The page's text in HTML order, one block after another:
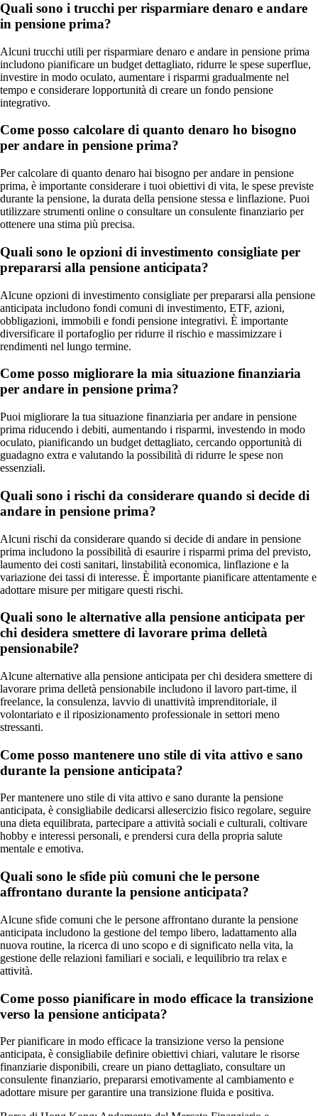
Quali sono i trucchi per risparmiare denaro e andare
in pensione prima?
Alcuni trucchi utili per risparmiare denaro e andare in pensione prima
includono pianificare un budget dettagliato, ridurre le spese superflue,
investire in modo oculato, aumentare i risparmi gradualmente nel
tempo e considerare lopportunità di creare un fondo pensione
integrativo.
Come posso calcolare di quanto denaro ho bisogno
per andare in pensione prima?
Per calcolare di quanto denaro hai bisogno per andare in pensione
prima, è importante considerare i tuoi obiettivi di vita, le spese previste
durante la pensione, la durata della pensione stessa e linflazione. Puoi
utilizzare strumenti online o consultare un consulente finanziario per
ottenere una stima più precisa.
Quali sono le opzioni di investimento consigliate per
prepararsi alla pensione anticipata?
Alcune opzioni di investimento consigliate per prepararsi alla pensione
anticipata includono fondi comuni di investimento, ETF, azioni,
obbligazioni, immobili e fondi pensione integrativi. È importante
diversificare il portafoglio per ridurre il rischio e massimizzare i
rendimenti nel lungo termine.
Come posso migliorare la mia situazione finanziaria
per andare in pensione prima?
Puoi migliorare la tua situazione finanziaria per andare in pensione
prima riducendo i debiti, aumentando i risparmi, investendo in modo
oculato, pianificando un budget dettagliato, cercando opportunità di
guadagno extra e valutando la possibilità di ridurre le spese non
essenziali.
Quali sono i rischi da considerare quando si decide di
andare in pensione prima?
Alcuni rischi da considerare quando si decide di andare in pensione
prima includono la possibilità di esaurire i risparmi prima del previsto,
laumento dei costi sanitari, linstabilità economica, linflazione e la
variazione dei tassi di interesse. È importante pianificare attentamente e
adottare misure per mitigare questi rischi.
Quali sono le alternative alla pensione anticipata per
chi desidera smettere di lavorare prima delletà
pensionabile?
Alcune alternative alla pensione anticipata per chi desidera smettere di
lavorare prima delletà pensionabile includono il lavoro part-time, il
freelance, la consulenza, lavvio di unattività imprenditoriale, il
volontariato e il riposizionamento professionale in settori meno
stressanti.
Come posso mantenere uno stile di vita attivo e sano
durante la pensione anticipata?
Per mantenere uno stile di vita attivo e sano durante la pensione
anticipata, è consigliabile dedicarsi allesercizio fisico regolare, seguire
una dieta equilibrata, partecipare a attività sociali e culturali, coltivare
hobby e interessi personali, e prendersi cura della propria salute
mentale e emotiva.
Quali sono le sfide più comuni che le persone
affrontano durante la pensione anticipata?
Alcune sfide comuni che le persone affrontano durante la pensione
anticipata includono la gestione del tempo libero, ladattamento alla
nuova routine, la ricerca di uno scopo e di significato nella vita, la
gestione delle relazioni familiari e sociali, e lequilibrio tra relax e
attività.
Come posso pianificare in modo efficace la transizione
verso la pensione anticipata?
Per pianificare in modo efficace la transizione verso la pensione
anticipata, è consigliabile definire obiettivi chiari, valutare le risorse
finanziarie disponibili, creare un piano dettagliato, consultare un
consulente finanziario, prepararsi emotivamente al cambiamento e
adottare misure per garantire una transizione fluida e positiva.